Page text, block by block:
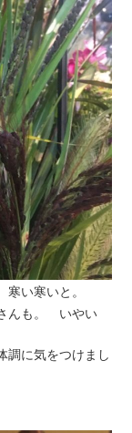
い寒いと。
んも。 いやい
に気をつけまし